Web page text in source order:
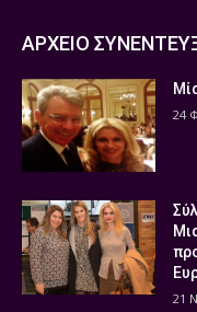
ΑΡΧΕΙΟ
24
21